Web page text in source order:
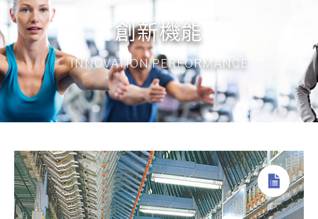
創新機能
INNOVATION PERFORMANCE